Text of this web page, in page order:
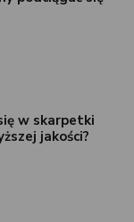
w skarpetki
jakości?